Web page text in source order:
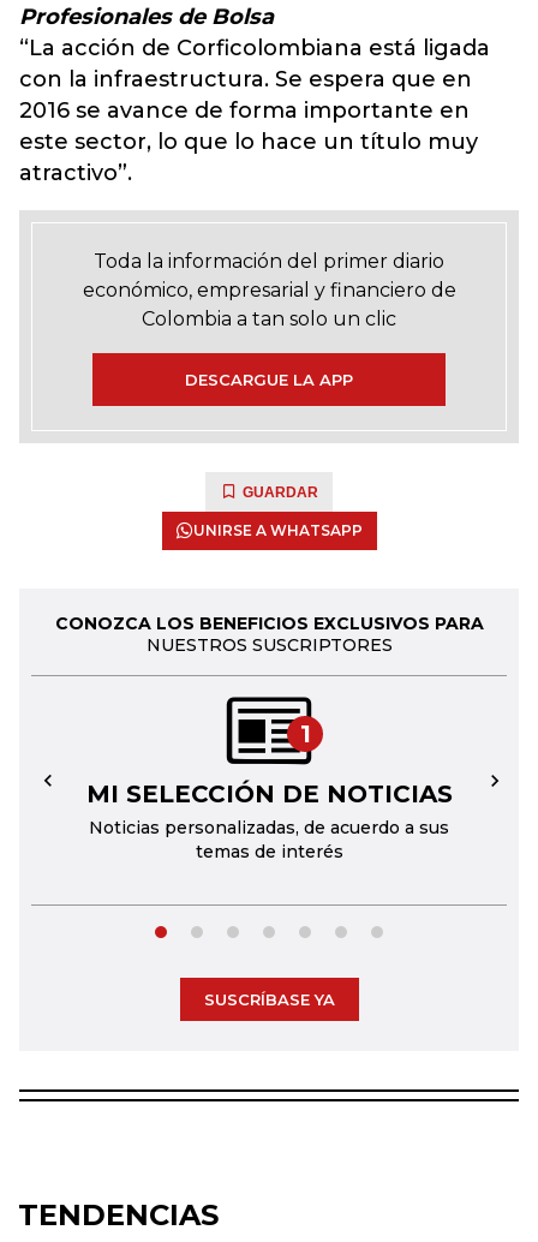
Profesionales de Bolsa
“La acción de Corficolombiana está ligada
con la infraestructura. Se espera que en
2016 se avance de forma importante en
este sector, lo que lo hace un título muy
atractivo”.
Toda la información del primer diario
económico, empresarial y financiero de
Colombia a tan solo un clic
DESCARGUE LA APP
GUARDAR
UNIRSE A WHATSAPP
CONOZCA LOS BENEFICIOS EXCLUSIVOS PARA
NUESTROS SUSCRIPTORES
1
MI SELECCIÓN DE NOTICIAS
Noticias personalizadas, de acuerdo a sus
temas de interés
← →
SUSCRÍBASE YA
TENDENCIAS